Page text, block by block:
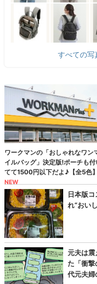
すべての写